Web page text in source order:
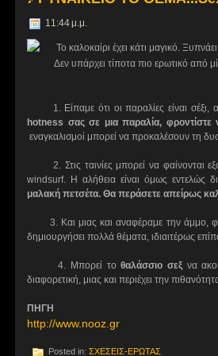
11:44 μ.μ.
Το καλοκαίρι έχει κάτι μαγικό. Ξυπνάει
Δεν υπάρχει τίποτα πιο ερωτικό από
1. Είπαμε ότι οι παραλίες είναι σέξι,
hotness σας σε μια παραλία, φροντίστε
εναγκαλισμοί μπορεί να προκαλέσουν τη
2. Στις ταινίες μπορεί να φαίνονται
windsurf. Η αλήθεια είναι όμως εντελώς
μαλακή πετσέτα. Θα περάσετε απείρως
3. Και μιας και αναφέραμε την άμμο,
δημιουργήσει πολλά θέματα, ιδιαιτέρως
4. Μπορεί τοθαλάσσιο σεξ να
διαφορετική, μιας και περιέχει την
ΠΗΓΗ
http://www.nooz.gr
Posted in: ΣΧΕΣΕΙΣ-ΕΡΩΤΑΣ